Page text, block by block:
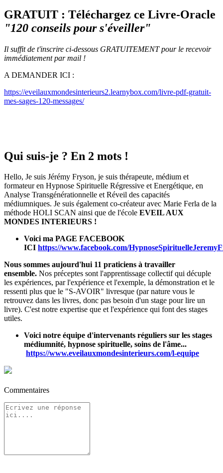
GRATUIT : Téléchargez ce Livre-Oracle
"120 conseils pour s'éveiller"
Il suffit de t'inscrire ci-dessous GRATUITEMENT pour le recevoir
immédiatement par mail !
A DEMANDER ICI :
https://eveilauxmondesinterieurs2.learnybox.com/livre-pdf-gratuit-
mes-sages-120-messages/
Qui suis-je ? En 2 mots !
Hello, Je suis Jérémy Fryson, je suis thérapeute, médium et
formateur en Hypnose Spirituelle Régressive et Energétique, en
Analyse Transgénérationnelle et Réveil des capacités
médiumniques. Je suis également co-créateur avec Marie Ferla de la
méthode HOLI SCAN ainsi que de l'école EVEIL AUX
MONDES INTERIEURS !
Voici ma PAGE FACEBOOK
ICI https://www.facebook.com/
Nous sommes aujourd'hui 11 praticiens à travailler
ensemble. Nos préceptes sont l'apprentissage collectif qui décuple
les expériences, par l'expérience et l'exemple, la démonstration et le
ressenti plus que le "S-AVOIR" livresque (par nature vous le
retrouvez dans les livres, donc pas besoin d'un stage pour lire un
livre). C'est notre expertise que et l'expérience qui font des stages
utiles.
Voici notre équipe d'intervenants réguliers sur les stages
médiumnité, hypnose spirituelle, soins de l'âme...
https://www.eveilauxmondesinterieurs.com/l-equipe
Commentaires